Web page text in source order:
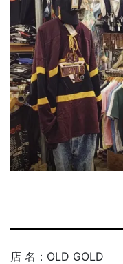
店 名：OLD GOLD